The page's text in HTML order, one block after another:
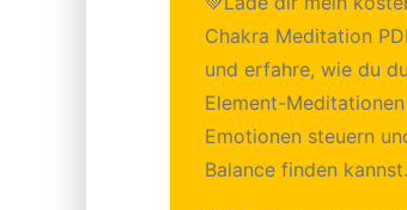
Chakra Meditation
und erfahre, wie du
Element-
Emotionen steuern
Balance finden kannst.